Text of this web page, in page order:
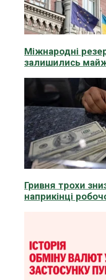
Міжнародні
залишились
Гривня трохи
наприкінці